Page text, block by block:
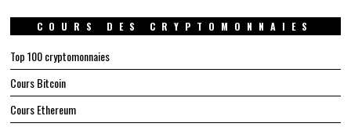
COURS DES CRYPTOMONNAIES
Top 100 cryptomonnaies
Cours Bitcoin
Cours Ethereum